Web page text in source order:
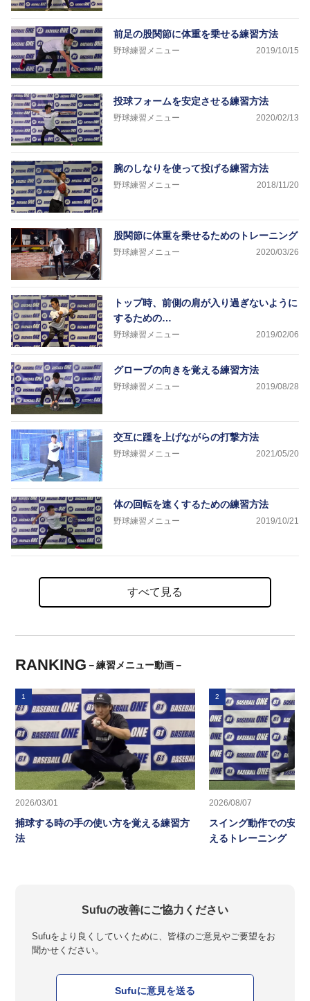
前足の股関節に体重を乗せる練習方法
野球練習メニュー 2019/10/15
投球フォームを安定させる練習方法
野球練習メニュー 2020/02/13
腕のしなりを使って投げる練習方法
野球練習メニュー 2018/11/20
股関節に体重を乗せるためのトレーニング
野球練習メニュー 2020/03/26
トップ時、前側の肩が入り過ぎないように
するための…
野球練習メニュー 2019/02/06
グローブの向きを覚える練習方法
野球練習メニュー 2019/08/28
交互に踵を上げながらの打撃方法
野球練習メニュー 2021/05/20
体の回転を速くするための練習方法
野球練習メニュー 2019/10/21
すべて見る
RANKING －練習メニュー動画－
1
2026/03/01
捕球する時の手の使い方を覚える練習方
法
2
2026/08/07
スイング動作での安定
えるトレーニング
Sufuの改善にご協力ください
Sufuをより良くしていくために、皆様のご意見やご要望をお
聞かせください。
Sufuに意見を送る